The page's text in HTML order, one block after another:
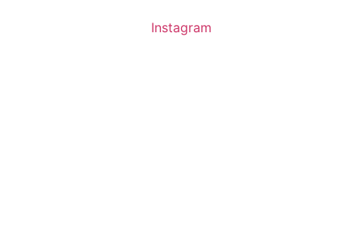
Instagram